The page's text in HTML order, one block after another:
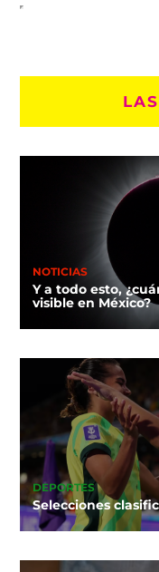
NOTICIAS
Y a todo esto,
visible en México?
DEPORTES
Selecciones